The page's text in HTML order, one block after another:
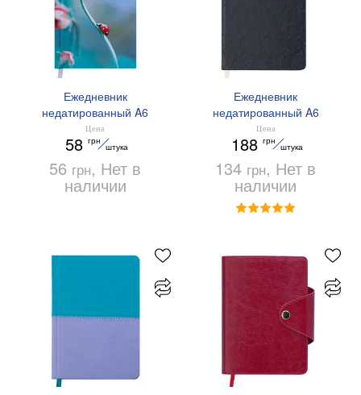
Ежедневник
недатированный A6
GRACE Buromax BM.2603
Цена
58 грн
штука
56 грн, Нет в
наличии
Ежедневник
недатированный A6
FLEUR Buromax BM.2617
Цена
188 грн
штука
134 грн, Нет в
наличии